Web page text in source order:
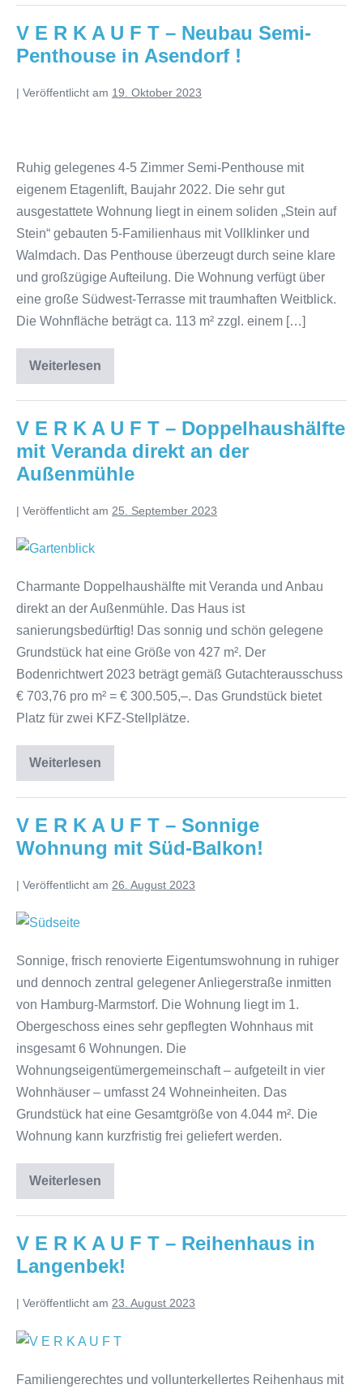
V E R K A U F T – Neubau Semi-
Penthouse in Asendorf !
| Veröffentlicht am 19. Oktober 2023
Ruhig gelegenes 4-5 Zimmer Semi-Penthouse mit
eigenem Etagenlift, Baujahr 2022. Die sehr gut
ausgestattete Wohnung liegt in einem soliden „Stein auf
Stein“ gebauten 5-Familienhaus mit Vollklinker und
Walmdach. Das Penthouse überzeugt durch seine klare
und großzügige Aufteilung. Die Wohnung verfügt über
eine große Südwest-Terrasse mit traumhaften Weitblick.
Die Wohnfläche beträgt ca. 113 m² zzgl. einem […]
Weiterlesen
V E R K A U F T – Doppelhaushälfte
mit Veranda direkt an der
Außenmühle
| Veröffentlicht am 25. September 2023
Charmante Doppelhaushälfte mit Veranda und Anbau
direkt an der Außenmühle. Das Haus ist
sanierungsbedürftig! Das sonnig und schön gelegene
Grundstück hat eine Größe von 427 m². Der
Bodenrichtwert 2023 beträgt gemäß Gutachterausschuss
€ 703,76 pro m² = € 300.505,–. Das Grundstück bietet
Platz für zwei KFZ-Stellplätze.
Weiterlesen
V E R K A U F T – Sonnige
Wohnung mit Süd-Balkon!
| Veröffentlicht am 26. August 2023
Sonnige, frisch renovierte Eigentumswohnung in ruhiger
und dennoch zentral gelegener Anliegerstraße inmitten
von Hamburg-Marmstorf. Die Wohnung liegt im 1.
Obergeschoss eines sehr gepflegten Wohnhaus mit
insgesamt 6 Wohnungen. Die
Wohnungseigentümergemeinschaft – aufgeteilt in vier
Wohnhäuser – umfasst 24 Wohneinheiten. Das
Grundstück hat eine Gesamtgröße von 4.044 m². Die
Wohnung kann kurzfristig frei geliefert werden.
Weiterlesen
V E R K A U F T – Reihenhaus in
Langenbek!
| Veröffentlicht am 23. August 2023
Familiengerechtes und vollunterkellertes Reihenhaus mit